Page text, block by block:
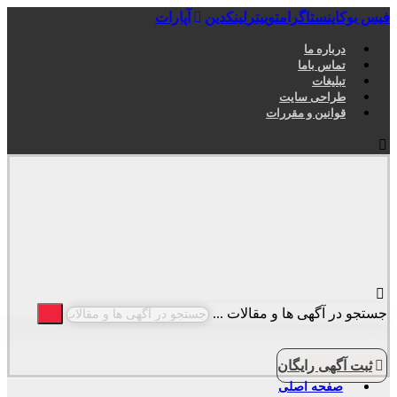
فیس بوکاینستاگرامتوییتر لینکدین آپارات
درباره ما
تماس باما
تبلیغات
طراحی سایت
قوانین و مقررات
جستجو در آگهی ها و مقالات ...
ثبت آگهی رایگان
صفحه اصلی